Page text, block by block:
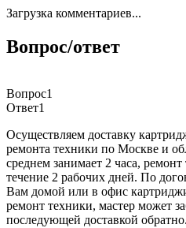
Загрузка комментариев...
Вопрос/ответ
Вопрос1
Ответ1
Осуществляем доставку
ремонта техники по Москве и
среднем занимает 2 часа,
течение 2 рабочих дней. По
Вам домой или в офис
ремонт техники, мастер может
последующей доставкой обратно.